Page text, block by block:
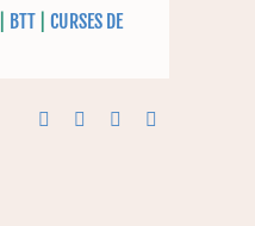
BTT |CURSES DE